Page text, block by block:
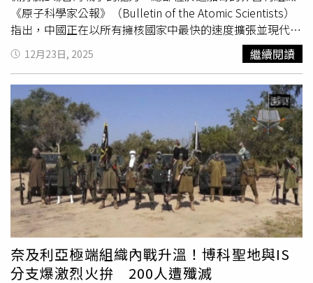
《原子科學家公報》（Bulletin of the Atomic Scientists）
指出，中國正在以所有擁核國家中最快的速度擴張並現代化
其武器庫。對此，北京方面則形容相關軍事擴張報導是「抹
黑、詆毀中國，並蓄意誤導國際社會。」上個月，美國總統
川普（Donald Trump）表示，他可能正在推動1項與中國及
俄羅斯共同實現去核化的計畫。然而，《路透社》取得並查
閱的這份五角大廈報告草案指出，北京似乎對此不感興趣。
報告寫道：「我們持續觀察到，北京對於推動這類措施或更
全面的軍備控制討論，完全缺乏意願。」報告還指出，中國
很可能已在靠近中蒙邊界、最新建成的一系列飛彈發射井
中，部署超過100枚使用固態燃料的東風-31型（DF-31）洲
際彈道飛彈。五角大廈過去曾披露這些發射井的存在，但從
未公開已裝填飛彈的數量。對此，五角大廈拒絕置評。中國
駐美國華府大使館（Chinese embassy in Washington
D.C.）則表示，中國「始終維持防禦性的核戰略，將核力量
維持在符合國家安全所需的最低水準，並遵守暫停核試驗的
12月23日, 2025 繼續閱讀
奈及利亞極端組織內戰升溫！博科聖地與IS
分支爆激烈火拚 200人遭殲滅